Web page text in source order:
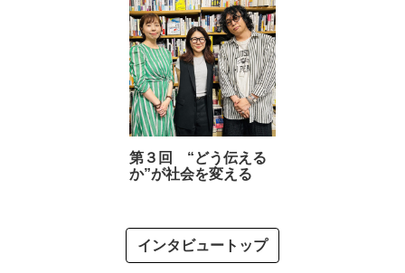
第３回 “どう伝える
か”が社会を変える
インタビュートップ